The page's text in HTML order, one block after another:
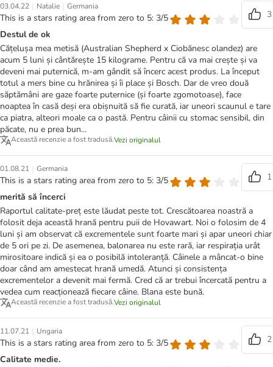
03.04.22 | Natalie | Germania
This is a stars rating area from zero to 5: 3/5
3
Destul de ok
Cățelușa mea metisă (Australian Shepherd x Ciobănesc olandez) are
acum 5 luni și cântărește 15 kilograme. Pentru că va mai crește și va
deveni mai puternică, m-am gândit să încerc acest produs. La început
totul a mers bine cu hrănirea și îi place și Bosch. Dar de vreo două
săptămâni are gaze foarte puternice (și foarte zgomotoase), face
noaptea în casă deși era obișnuită să fie curată, iar uneori scaunul e tare
ca piatra, alteori moale ca o pastă. Pentru câinii cu stomac sensibil, din
păcate, nu e prea bun...
Această recenzie a fost tradusă.Vezi originalul
01.08.21 | Germania
This is a stars rating area from zero to 5: 3/5
1
merită să încerci
Raportul calitate-preț este lăudat peste tot. Crescătoarea noastră a
folosit deja această hrană pentru puii de Hovawart. Noi o folosim de 4
luni și am observat că excrementele sunt foarte mari și apar uneori chiar
de 5 ori pe zi. De asemenea, balonarea nu este rară, iar respirația urât
mirositoare indică și ea o posibilă intoleranță. Câinele a mâncat-o bine
doar când am amestecat hrană umedă. Atunci și consistența
excrementelor a devenit mai fermă. Cred că ar trebui încercată pentru a
vedea cum reacționează fiecare câine. Blana este bună.
Această recenzie a fost tradusă.Vezi originalul
11.07.21 | Ungaria
This is a stars rating area from zero to 5: 3/5
2
Calitate medie.